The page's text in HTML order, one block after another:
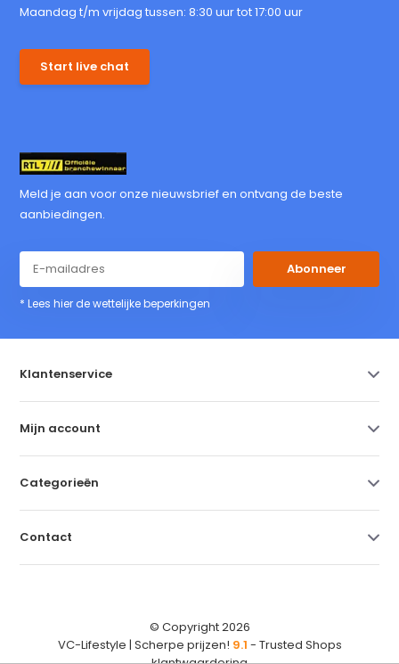
Maandag t/m vrijdag tussen: 8:30 uur tot 17:00 uur
Start live chat
Meld je aan voor onze nieuwsbrief en ontvang de beste
aanbiedingen.
Abonneer
* Lees hier de wettelijke beperkingen
Klantenservice
Mijn account
Categorieën
Contact
© Copyright 2026
VC-Lifestyle | Scherpe prijzen! 9.1 - Trusted Shops